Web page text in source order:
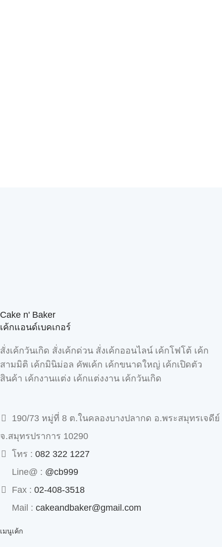
Cake n' Baker
เค้กแอนด์เบคเกอร์
สั่งเค้กวันเกิด สั่งเค้กด่วน สั่งเค้กออนไลน์ เค้กโฟโต้ เค้ก
สามมิติ เค้กมินิม่อล คัพเค้ก เค้กขนาดใหญ่ เค้กเปิดตัว
สินค้า เค้กงานแต่ง เค้กแต่งงาน เค้กวันเกิด
190/73 หมู่ที่ 8 ต.ในคลองบางปลากด อ.พระสมุทรเจดีย์
จ.สมุทรปราการ 10290
โทร : 082 322 1227
Line@ : @cb999
Fax : 02-408-3518
Mail : cakeandbaker@gmail.com
เมนูเค้ก